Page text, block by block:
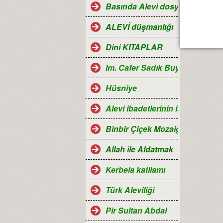
Basında Alevi dosyaları
ALEVİ düşmanlığı
Dini KITAPLAR
Im. Cafer Sadık Buyruğu
Hüsniye
Alevi ibadetlerinin islamdaki
Binbir Çiçek Mozaiği Alevilik
Allah ile Aldatmak
Kerbela katliamı
Türk Aleviliği
Pir Sultan Abdal